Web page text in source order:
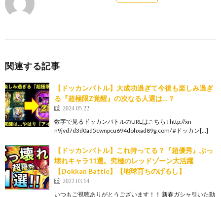
関連する記事
【ドッカンバトル】大成功過ぎて今後も楽しみ過ぎ
る『超極限Z覚醒』の次なる人選は…？
2024.05.22
数字で見るドッカンバトルのURLはこちら↓ http://xn--
n9jvd7d3d0ad5cwnpcu694dohxad89g.com/ #ドッカン[…]
【ドッカンバトル】これ持ってる？『超優秀』ぶっ
壊れキャラ11選。究極のレッドゾーン大活躍
【Dokkan Battle】【地球育ちのげるし】
2022.03.14
いつもご視聴ありがとうございます！！ 新春ガシャ引いた動